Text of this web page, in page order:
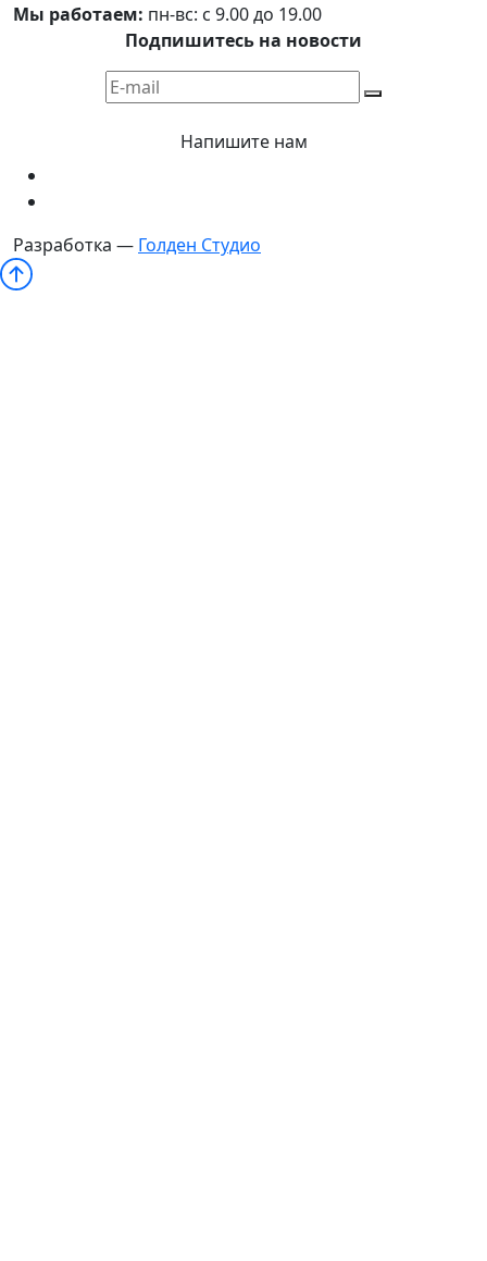
Мы работаем: пн-вс: с 9.00 до 19.00
Подпишитесь на новости
Напишите нам
Разработка — Голден Студио